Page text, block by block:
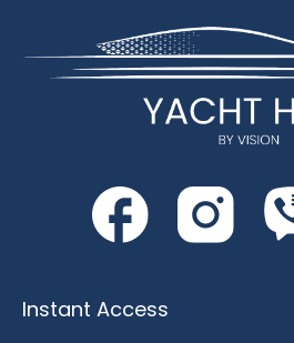
Instant Access